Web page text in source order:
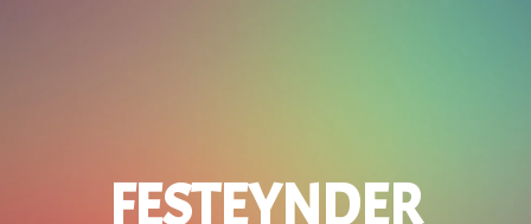
FESTEYNDER